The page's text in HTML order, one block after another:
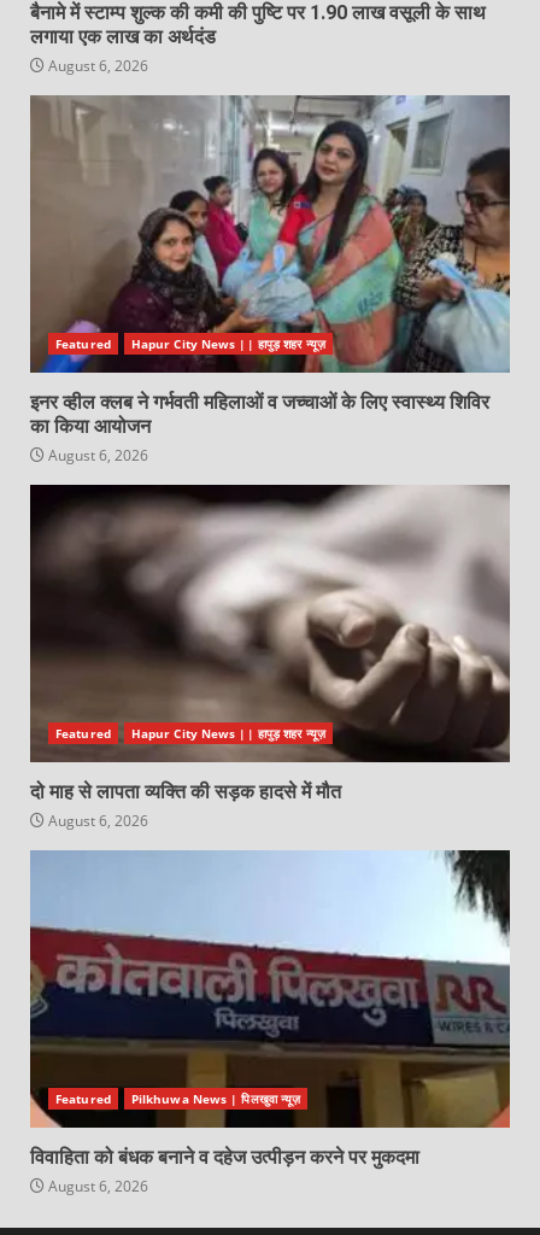
बैनामे में स्टाम्प शुल्क की कमी की पुष्टि पर 1.90 लाख वसूली के साथ
लगाया एक लाख का अर्थदंड
August 6, 2026
Featured Hapur City News || हापुड़ शहर न्यूज़
इनर व्हील क्लब ने गर्भवती महिलाओं व जच्चाओं के लिए स्वास्थ्य शिविर
का किया आयोजन
August 6, 2026
Featured Hapur City News || हापुड़ शहर न्यूज़
दो माह से लापता व्यक्ति की सड़क हादसे में मौत
August 6, 2026
Featured Pilkhuwa News | पिलखुवा न्यूज़
विवाहिता को बंधक बनाने व दहेज उत्पीड़न करने पर मुकदमा
August 6, 2026